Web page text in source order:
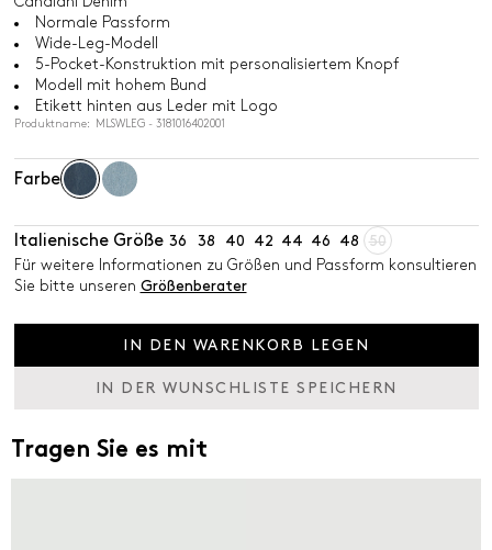
Normale Passform
Wide-Leg-Modell
5-Pocket-Konstruktion mit personalisiertem Knopf
Modell mit hohem Bund
Etikett hinten aus Leder mit Logo
Produktname: MLSWLEG - 3181016402001
Farbe
Italienische Größe 36 38 40 42 44 46 48
50
Für weitere Informationen zu Größen und Passform konsultieren
Sie bitte unseren Größenberater
IN DEN WARENKORB LEGEN
IN DER WUNSCHLISTE SPEICHERN
Tragen Sie es mit